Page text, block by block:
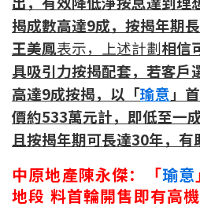
私隱政策
本網頁所提供資料僅作參考用途。
若因錯漏而引致任何不便或損失，中原按揭
本網站採用無障礙網頁設計，如有任何問題
中原地產 | 網上搵樓 |
中原工商舖
© 2026 中原按揭經紀有限公司 Centaline
揭成數高達9成，按揭年期
王美鳳表示， 上述計劃相信
具吸引力按揭配套，若客戶
高達9成按揭，以「瑜意」
價約533萬元計，即低至一
且按揭年期可長達30年，有
中原地產陳永傑：「瑜意
地段 料首輪開售即有高